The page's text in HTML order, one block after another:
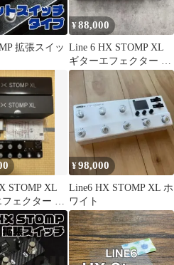
拡張スイッ
¥88,000
Line 6 HX STOMP XL
ギターエフェクター 本
体
STOMP XL
ェクター ア
ー 付き
¥98,000
Line6 HX STOMP XL ホ
ワイト